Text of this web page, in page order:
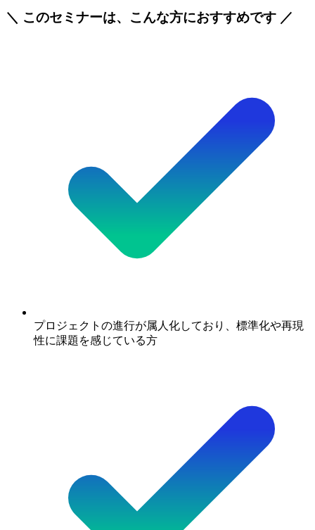
＼ このセミナーは、こんな方におすすめです ／
プロジェクトの進行が属人化しており、標準化や再現
性に課題を感じている方